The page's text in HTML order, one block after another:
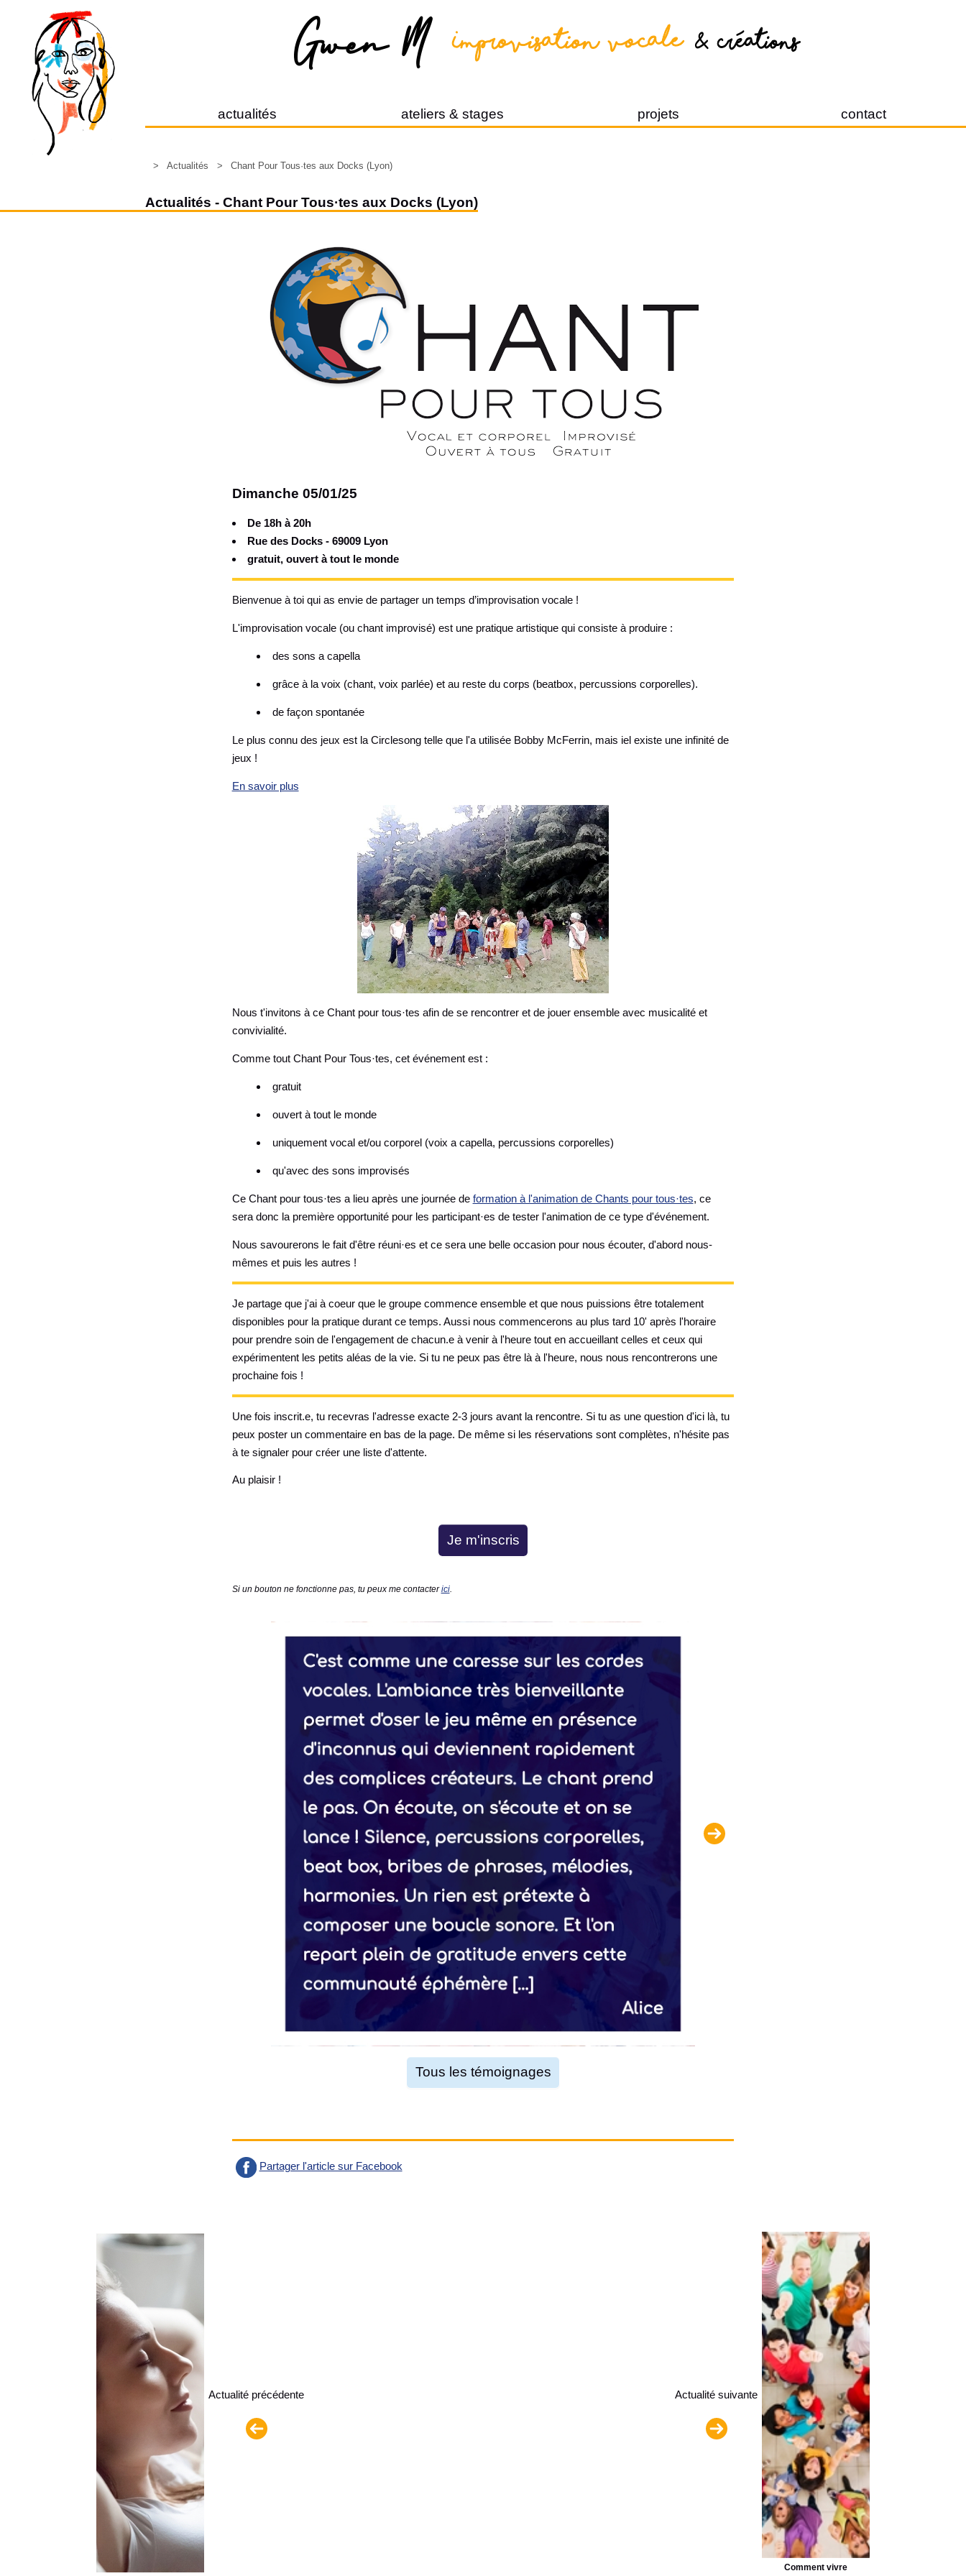
actualités ateliers & stages projets contact
> Actualités > Chant Pour Tous·tes aux Docks (Lyon)
Actualités - Chant Pour Tous·tes aux Docks (Lyon)
Dimanche 05/01/25
De 18h à 20h
Rue des Docks - 69009 Lyon
gratuit, ouvert à tout le monde
Bienvenue à toi qui as envie de partager un temps d’improvisation vocale !
L'improvisation vocale (ou chant improvisé) est une pratique artistique qui consiste à produire :
des sons a capella
grâce à la voix (chant, voix parlée) et au reste du corps (beatbox, percussions corporelles).
de façon spontanée
Le plus connu des jeux est la Circlesong telle que l'a utilisée Bobby McFerrin, mais iel existe une infinité de
jeux !
En savoir plus
Nous t'invitons à ce Chant pour tous·tes afin de se rencontrer et de jouer ensemble avec musicalité et
convivialité.
Comme tout Chant Pour Tous·tes, cet événement est :
gratuit
ouvert à tout le monde
uniquement vocal et/ou corporel (voix a capella, percussions corporelles)
qu'avec des sons improvisés
Ce Chant pour tous·tes a lieu après une journée de formation à l'animation de Chants pour tous·tes, ce
sera donc la première opportunité pour les participant·es de tester l'animation de ce type d'événement.
Nous savourerons le fait d'être réuni·es et ce sera une belle occasion pour nous écouter, d'abord nous-
mêmes et puis les autres !
Je partage que j'ai à coeur que le groupe commence ensemble et que nous puissions être totalement
disponibles pour la pratique durant ce temps. Aussi nous commencerons au plus tard 10' après l'horaire
pour prendre soin de l'engagement de chacun.e à venir à l'heure tout en accueillant celles et ceux qui
expérimentent les petits aléas de la vie. Si tu ne peux pas être là à l'heure, nous nous rencontrerons une
prochaine fois !
Une fois inscrit.e, tu recevras l'adresse exacte 2-3 jours avant la rencontre. Si tu as une question d'ici là, tu
peux poster un commentaire en bas de la page. De même si les réservations sont complètes, n'hésite pas
à te signaler pour créer une liste d'attente.
Au plaisir !
Je m'inscris
Si un bouton ne fonctionne pas, tu peux me contacterici.
Tous les témoignages
Partager l'article sur Facebook
Actualité précédente Actualité suivante
Comment vivre